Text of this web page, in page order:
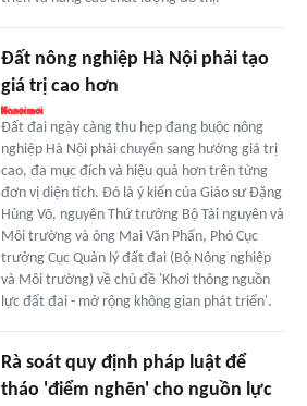
Đất nông nghiệp Hà Nội phải tạo
giá trị cao hơn
Đất đai ngày càng thu hẹp đang buộc nông
nghiệp Hà Nội phải chuyển sang hướng giá trị
cao, đa mục đích và hiệu quả hơn trên từng
đơn vị diện tích. Đó là ý kiến của Giáo sư Đặng
Hùng Võ, nguyên Thứ trưởng Bộ Tài nguyên và
Môi trường và ông Mai Văn Phấn, Phó Cục
trưởng Cục Quản lý đất đai (Bộ Nông nghiệp
và Môi trường) về chủ đề 'Khơi thông nguồn
lực đất đai - mở rộng không gian phát triển'.
Rà soát quy định pháp luật để
tháo 'điểm nghẽn' cho nguồn lực